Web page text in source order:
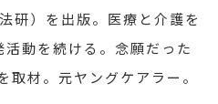
研）を出版。医療と介護を
動を続ける。念願だった
材。元ヤングケアラー。